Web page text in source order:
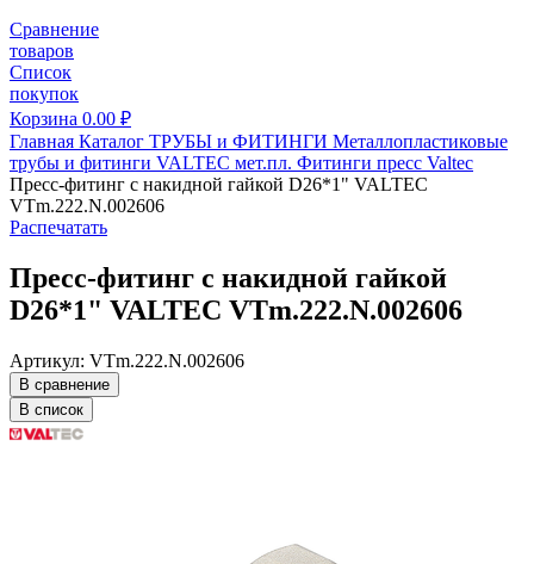
Сравнение
товаров
Список
покупок
Корзина 0.00 ₽
Главная Каталог ТРУБЫ и ФИТИНГИ Металлопластиковые
трубы и фитинги VALTEC мет.пл. Фитинги пресс Valtec
Пресс-фитинг с накидной гайкой D26*1" VALTEC
VTm.222.N.002606
Распечатать
Пресс-фитинг с накидной гайкой
D26*1" VALTEC VTm.222.N.002606
Артикул: VTm.222.N.002606
В сравнение
В список